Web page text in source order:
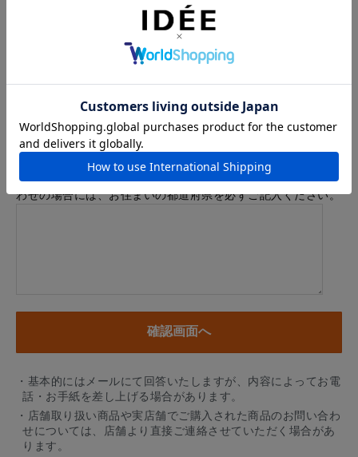
アドレスはご利用いただけません
内容
※商品に関するお問い合わせ、納期・お届けに関するお問い合
わせの場合には、お住まいの都道府県を必ずご記入ください。
・基本的にはメールにて回答いたしますが、内容によってお電
話・お手紙を差し上げる場合があります。
・店舗取り扱い商品や実店舗でご購入された商品のお問い合わ
せについては、店舗より直接ご連絡させていただく場合があ
ります。